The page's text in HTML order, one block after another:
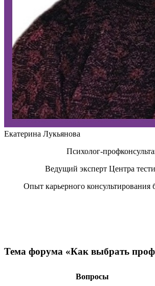
Екатерина Лукьянова
Психолог-
Ведущий эксперт Центра
Опыт карьерного консультирования
Тема форума «Как выбрать
Вопросы